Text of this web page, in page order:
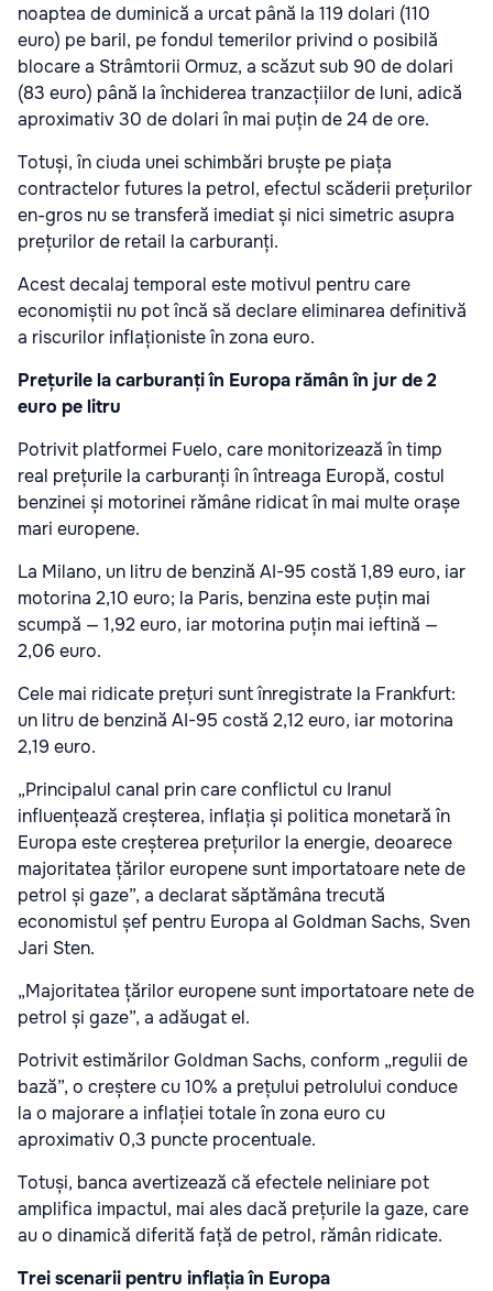
noaptea de duminică a urcat până la 119 dolari (110
euro) pe baril, pe fondul temerilor privind o posibilă
blocare a Strâmtorii Ormuz, a scăzut sub 90 de dolari
(83 euro) până la închiderea tranzacțiilor de luni, adică
aproximativ 30 de dolari în mai puțin de 24 de ore.
Totuși, în ciuda unei schimbări bruște pe piața
contractelor futures la petrol, efectul scăderii prețurilor
en-gros nu se transferă imediat și nici simetric asupra
prețurilor de retail la carburanți.
Acest decalaj temporal este motivul pentru care
economiștii nu pot încă să declare eliminarea definitivă
a riscurilor inflaționiste în zona euro.
Prețurile la carburanți în Europa rămân în jur de 2
euro pe litru
Potrivit platformei Fuelo, care monitorizează în timp
real prețurile la carburanți în întreaga Europă, costul
benzinei și motorinei rămâne ridicat în mai multe orașe
mari europene.
La Milano, un litru de benzină AI-95 costă 1,89 euro, iar
motorina 2,10 euro; la Paris, benzina este puțin mai
scumpă — 1,92 euro, iar motorina puțin mai ieftină —
2,06 euro.
Cele mai ridicate prețuri sunt înregistrate la Frankfurt:
un litru de benzină AI-95 costă 2,12 euro, iar motorina
2,19 euro.
„Principalul canal prin care conflictul cu Iranul
influențează creșterea, inflația și politica monetară în
Europa este creșterea prețurilor la energie, deoarece
majoritatea țărilor europene sunt importatoare nete de
petrol și gaze”, a declarat săptămâna trecută
economistul șef pentru Europa al Goldman Sachs, Sven
Jari Sten.
„Majoritatea țărilor europene sunt importatoare nete de
petrol și gaze”, a adăugat el.
Potrivit estimărilor Goldman Sachs, conform „regulii de
bază”, o creștere cu 10% a prețului petrolului conduce
la o majorare a inflației totale în zona euro cu
aproximativ 0,3 puncte procentuale.
Totuși, banca avertizează că efectele neliniare pot
amplifica impactul, mai ales dacă prețurile la gaze, care
au o dinamică diferită față de petrol, rămân ridicate.
Trei scenarii pentru inflația în Europa